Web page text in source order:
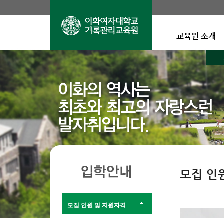
교육원 소개
모집 인원 및 지원자격
모집 인